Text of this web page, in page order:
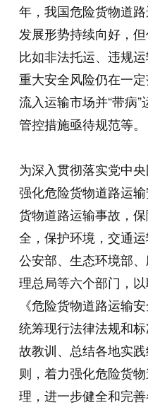
年，我国危险货物道路
发展形势持续向好，
比如非法托运、违规
重大安全风险仍在一
流入运输市场并“带病
管控措施亟待规范等。
为深入贯彻落实党中
强化危险货物道路运
货物道路运输事故，
全，保护环境，交通运
公安部、生态环境部
理总局等六个部门，
《危险货物道路运输
统筹现行法律法规和
故教训、总结各地实
则，着力强化危险货
理，进一步健全和完